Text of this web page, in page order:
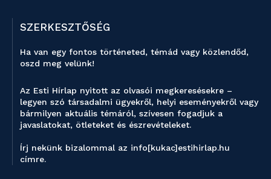
SZERKESZTŐSÉG
Ha van egy fontos történeted, témád vagy közlendőd,
oszd meg velünk!
Az Esti Hírlap nyitott az olvasói megkeresésekre –
legyen szó társadalmi ügyekről, helyi eseményekről vagy
bármilyen aktuális témáról, szívesen fogadjuk a
javaslatokat, ötleteket és észrevételeket.
Írj nekünk bizalommal az info[kukac]estihirlap.hu
címre.